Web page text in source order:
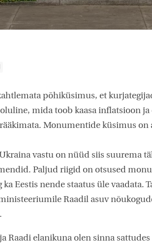
põhiküsimus, et
mida toob kaasa inflatsioon
Monumentide küsimus on
vastu on nüüd siis suurema
Paljud riigid on otsused
ka Eestis nende staatus üle
Raadil asuv
Raadi elanikuna olen sinna